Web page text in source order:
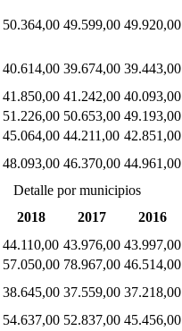
50.364,00 49.599,00 49.920,00
40.614,00 39.674,00 39.443,00
41.850,00 41.242,00 40.093,00
51.226,00 50.653,00 49.193,00
45.064,00 44.211,00 42.851,00
48.093,00 46.370,00 44.961,00
Detalle por municipios
2018 2017 2016
44.110,00 43.976,00 43.997,00
57.050,00 78.967,00 46.514,00
38.645,00 37.559,00 37.218,00
54.637,00 52.837,00 45.456,00